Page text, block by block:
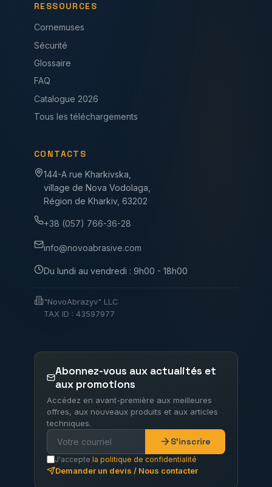
RESSOURCES
Cornemuses
Sécurité
Glossaire
FAQ
Catalogue 2026
Tous les téléchargements
CONTACTS
144-A rue Kharkivska,
village de Nova Vodolaga,
Région de Kharkiv, 63202
+38 (057) 766-36-28
info@novoabrasive.com
Du lundi au vendredi : 9h00 - 18h00
"NovoAbrazyv" LLC
TAX ID : 43597977
Abonnez-vous aux actualités et
aux promotions
Accédez en avant-première aux meilleures
offres, aux nouveaux produits et aux articles
techniques.
S'inscrire
J'accepte la politique de confidentialité
Demander un devis / Nous contacter